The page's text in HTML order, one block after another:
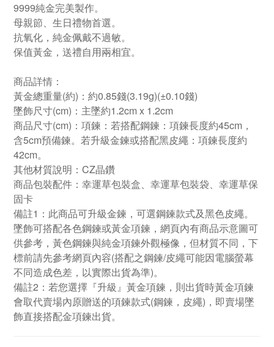
9999純金完美製作。
母親節、生日禮物首選。
抗氧化，純金佩戴不過敏。
保值黃金，送禮自用兩相宜。
商品詳情：
黃金總重量(約)：約0.85錢(3.19g)(±0.10錢)
墜飾尺寸(cm)：主墜約1.2cm x 1.2cm
商品尺寸(cm)：項鍊：若搭配鋼鍊：項鍊長度約45cm，
含5cm預備鍊。若升級金鍊或搭配黑皮繩：項鍊長度約
42cm。
其他材質說明 ：CZ晶鑽
商品包裝配件：幸運草包裝盒、幸運草包裝袋、幸運草保
固卡
備註1 ：此商品可升級金鍊，可選鋼鍊款式及黑色皮繩。
墜飾可搭配各色鋼鍊或黃金項鍊，網頁內有商品示意圖可
供參考，黃色鋼鍊與純金項鍊外觀極像，但材質不同，下
標前請先參考網頁內容(搭配之鋼鍊/皮繩可能因電腦螢幕
不同造成色差，以實際出貨為準)。
備註2 ：若您選擇『升級』黃金項鍊，則出貨時黃金項鍊
會取代賣場內原贈送的項鍊款式(鋼鍊，皮繩)，即賣場墜
飾直接搭配金項鍊出貨。